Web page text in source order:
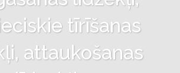
tīrīšanas
attaukošanas